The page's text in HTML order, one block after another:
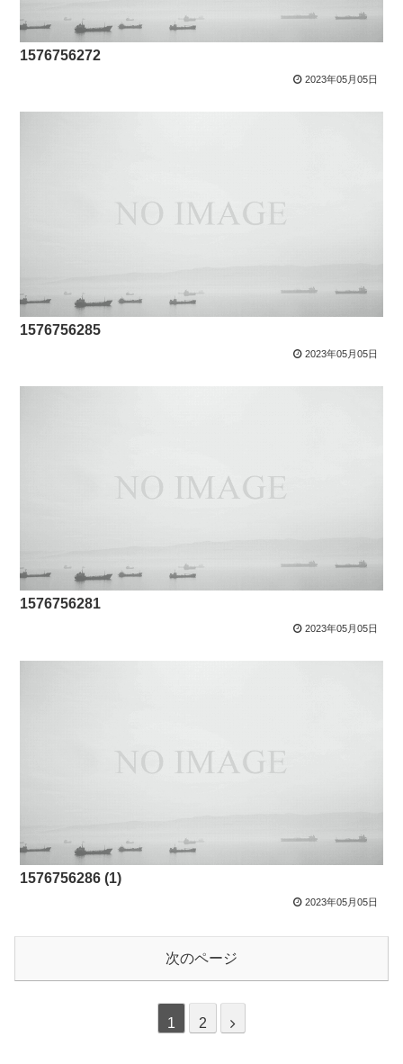
1576756272
2023年05月05日
1576756285
2023年05月05日
1576756281
2023年05月05日
1576756286 (1)
2023年05月05日
次のページ
1 2